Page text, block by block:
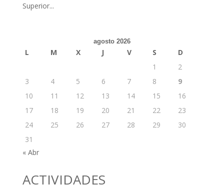
Superior...
agosto 2026
L M X J V S
D
1
2
3
4 5 6 7 8
9
10
11 12 13 14 15
16
17
18 19 20 21 22
23
24
25 26 27 28 29
30
31
« Abr
ACTIVIDADES